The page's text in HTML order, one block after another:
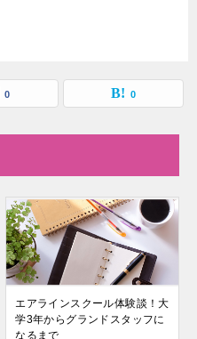
0 0
エアラインスクール体験談！大
学3年からグランドスタッフに
なるまで